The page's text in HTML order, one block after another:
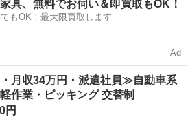
お伝えくださいませ。 ---------------
具、無料でお伺い＆即買取もOK！
もOK！最大限買取します
Ad
月収34万円・派遣社員≫自動車系
作業・ピッキング 交替制
円